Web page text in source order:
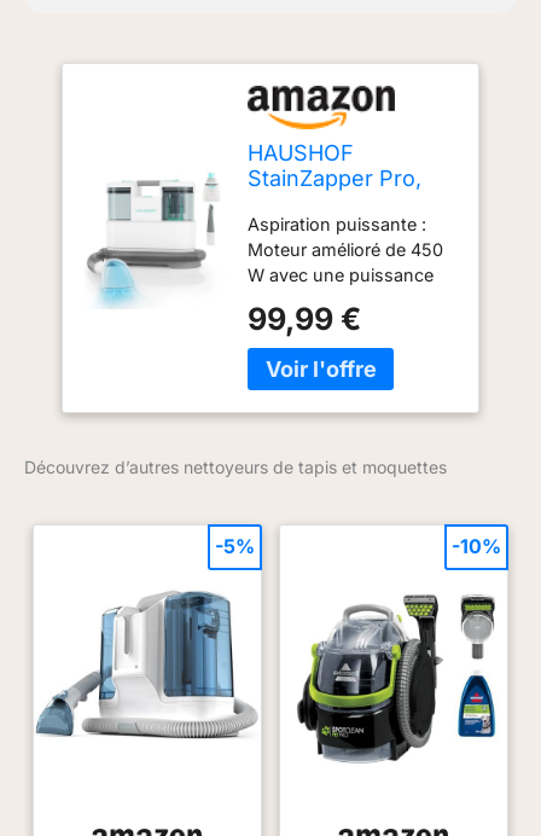
une brosse spéciale pour
les joints des canapés,
qui fonctionnent
parfaitement ensemble et
conviennent au
dans tous les coins Idéal
pour un nettoyage en
profondeur : Rinçage,
brossage et aspiration -
trois fonctions en une.
Le rinçage en profondeur
dissout la couche interne
de saleté, la brosse
pénétrer dans les
tenaces, et enfin, grâce à
une aspiration puissante,
aspirer la poussière et
l'eau sale, pour un
séchage rapide après le
lavage sans longue
attente. En cas de
salissures tenaces, vous
pouvez ajouter notre
détergent fourni dans le
HAUSHOF
StainZapper Pro,
Canapé avec
Moteur Puissant de
450 W
Aspiration puissante :
Moteur amélioré de 450
W avec une puissance
d'aspiration plus élevée
de 12 kPa. La poussière
et l'eau sale sont
pour le nettoyage des
escaliers, sièges de
voiture, tissus, etc
réservoir d'eau : Capacité
du réservoir d'eau propre
: 1500 ml, capacité du
réservoir d'eau sale : 800
ml. La capacité accrue du
réservoir d'eau réduit le
nombre de remplissages
99,99 €
Découvrez d’autres nettoyeurs de tapis et moquettes
-5% -10%